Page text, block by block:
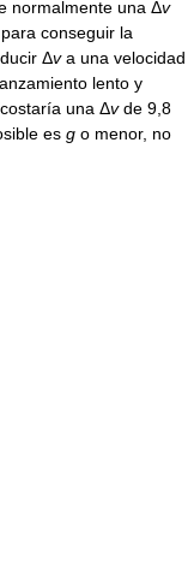
normalmente una Δv
conseguir la
Δva una velocidad
lento y
una Δvde 9,8
es g o menor, no